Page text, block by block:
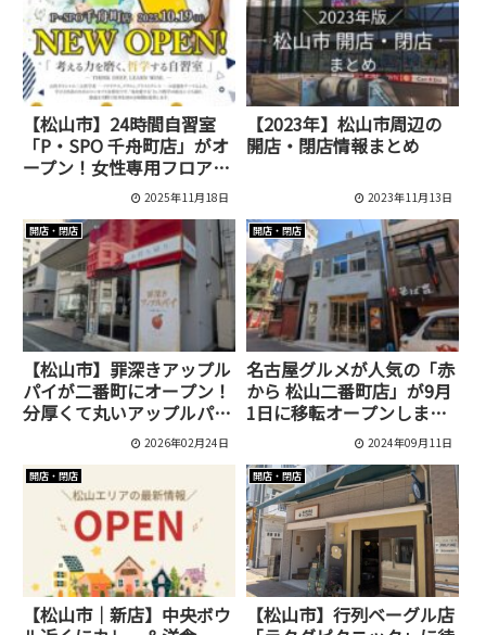
【松山市】24時間自習室
「P・SPO 千舟町店」がオ
ープン！女性専用フロアや
PC利用OKのフロアも
2025年11月18日
【2023年】松山市周辺の
開店・閉店情報まとめ
2023年11月13日
開店・閉店
【松山市】罪深きアップル
パイが二番町にオープン！
分厚くて丸いアップルパイ
2026年02月24日
開店・閉店
名古屋グルメが人気の「赤
から 松山二番町店」が9月
1日に移転オープンしまし
2024年09月11日
開店・閉店
【松山市｜新店】中央ボウ
開店・閉店
【松山市】行列ベーグル店